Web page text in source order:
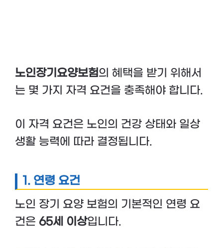
노인장기요양보험의 혜택을 받기 위해서
는 몇 가지 자격 요건을 충족해야 합니다.
이 자격 요건은 노인의 건강 상태와 일상
생활 능력에 따라 결정됩니다.
1. 연령 요건
노인 장기 요양 보험의 기본적인 연령 요
건은 65세 이상입니다.